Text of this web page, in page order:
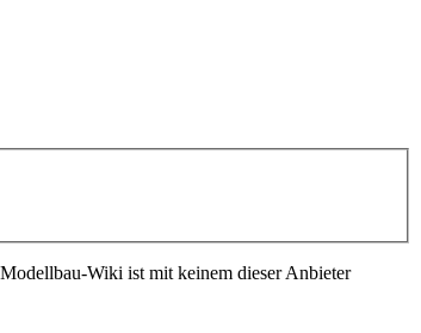
Wiki ist mit keinem dieser Anbieter